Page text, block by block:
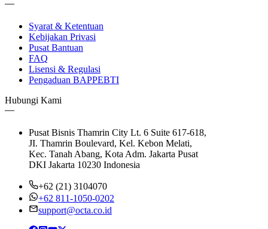
Syarat & Ketentuan
Kebijakan Privasi
Pusat Bantuan
FAQ
Lisensi & Regulasi
Pengaduan BAPPEBTI
Hubungi Kami
Pusat Bisnis Thamrin City Lt. 6 Suite 617-618,
JI. Thamrin Boulevard, Kel. Kebon Melati,
Kec. Tanah Abang, Kota Adm. Jakarta Pusat
DKI Jakarta 10230 Indonesia
+62 (21) 3104070
+62 811-1050-0202
support@octa.co.id